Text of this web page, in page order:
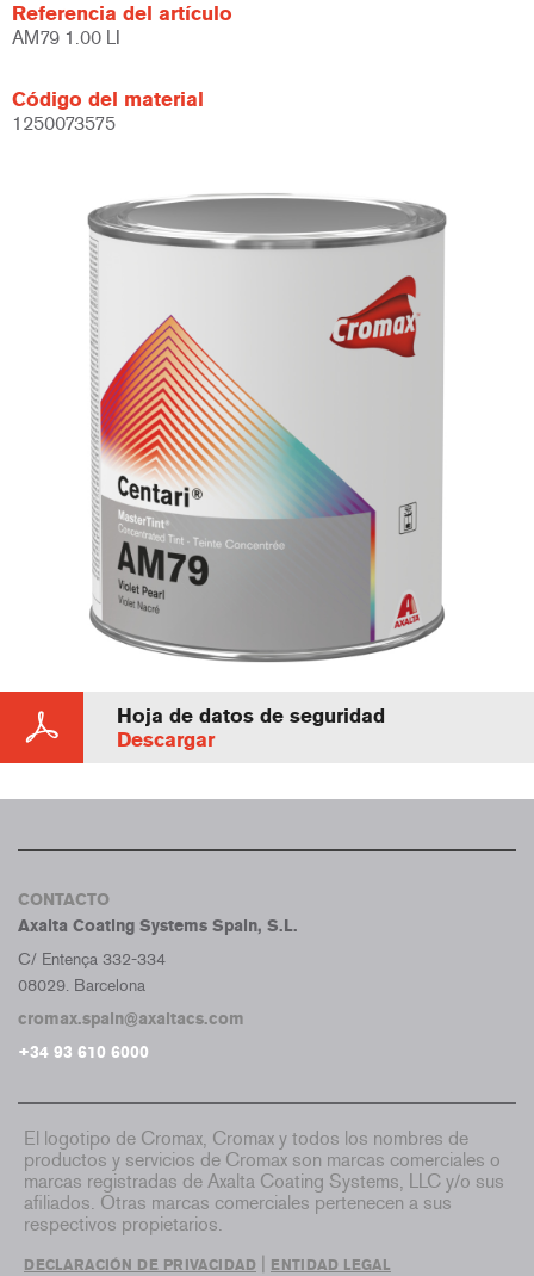
Referencia del artículo
AM79 1.00 LI
Código del material
1250073575
Hoja de datos de seguridad
Descargar
CONTACTO
Axalta Coating Systems Spain, S.L.
C/ Entença 332-334
08029. Barcelona
cromax.spain@axaltacs.com
+34 93 610 6000
El logotipo de Cromax, Cromax y todos los nombres de
productos y servicios de Cromax son marcas comerciales o
marcas registradas de Axalta Coating Systems, LLC y/o sus
afiliados. Otras marcas comerciales pertenecen a sus
respectivos propietarios.
DECLARACIÓN DE PRIVACIDAD ENTIDAD LEGAL